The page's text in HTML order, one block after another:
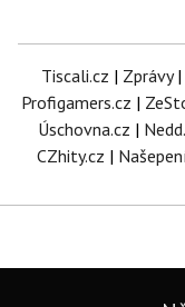
Tiscali.cz | Zprávy|
Profigamers.cz |
Úschovna.cz |
CZhity.cz |